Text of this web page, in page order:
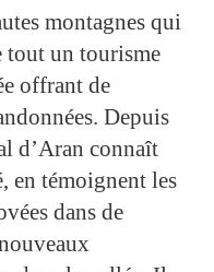
montagnes qui
tout un tourisme
offrant de
Depuis
d’Aran connaît
en témoignent les
dans de